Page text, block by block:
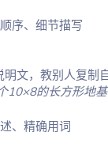
序、细节描写
文，教别人复制
10×8的长方形地
、精确用词